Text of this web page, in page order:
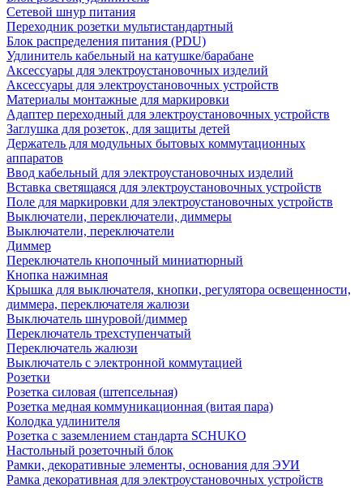
Сетевой шнур питания
Переходник розетки мультистандартный
Блок распределения питания (PDU)
Удлинитель кабельный на катушке/барабане
Аксессуары для электроустановочных изделий
Аксессуары для электроустановочных устройств
Материалы монтажные для маркировки
Адаптер переходный для электроустановочных устройств
Заглушка для розеток, для защиты детей
Держатель для модульных бытовых коммутационных
аппаратов
Ввод кабельный для электроустановочных изделий
Вставка светящаяся для электроустановочных устройств
Поле для маркировки для электроустановочных устройств
Выключатели, переключатели, диммеры
Выключатели, переключатели
Диммер
Переключатель кнопочный миниатюрный
Кнопка нажимная
Крышка для выключателя, кнопки, регулятора освещенности,
диммера, переключателя жалюзи
Выключатель шнуровой/диммер
Переключатель трехступенчатый
Переключатель жалюзи
Выключатель с электронной коммутацией
Розетки
Розетка силовая (штепсельная)
Розетка медная коммуникационная (витая пара)
Колодка удлинителя
Розетка с заземлением стандарта SCHUKO
Настольный розеточный блок
Рамки, декоративные элементы, основания для ЭУИ
Рамка декоративная для электроустановочных устройств